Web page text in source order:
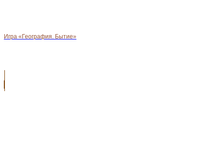
Игра «География. Бытие»